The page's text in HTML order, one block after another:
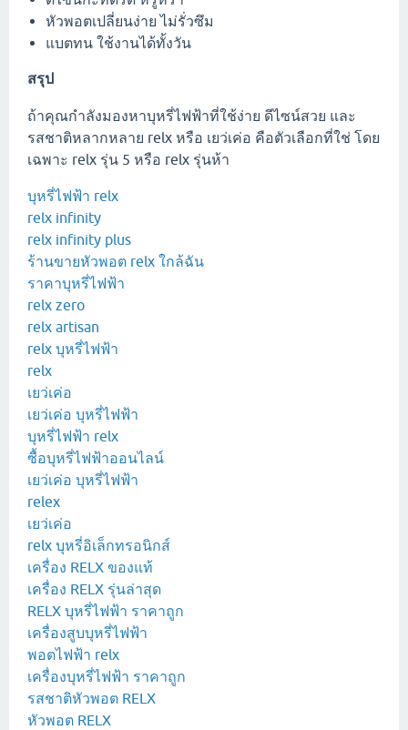
หัวพอตเปลี่ยนง่าย ไม่รั่วซึม
แบตทน ใช้งานได้ทั้งวัน
สรุป
ถ้าคุณกำลังมองหาบุหรี่ไฟฟ้าที่ใช้ง่าย ดีไซน์สวย และ
รสชาติหลากหลาย relx หรือ เยว่เค่อ คือตัวเลือกที่ใช่ โดย
เฉพาะ relx รุ่น 5 หรือ relx รุ่นห้า
บุหรี่ไฟฟ้า relx
relx infinity
relx infinity plus
ร้านขายหัวพอต relx ใกล้ฉัน
ราคาบุหรี่ไฟฟ้า
relx zero
relx artisan
relx บุหรี่ไฟฟ้า
relx
เยว่เค่อ
เยว่เค่อ บุหรี่ไฟฟ้า
บุหรี่ไฟฟ้า relx
ซื้อบุหรี่ไฟฟ้าออนไลน์
เยว่เค่อ บุหรี่ไฟฟ้า
relex
เยว่เค่อ
relx บุหรี่อิเล็กทรอนิกส์
เครื่อง RELX ของแท้
เครื่อง RELX รุ่นล่าสุด
RELX บุหรี่ไฟฟ้า ราคาถูก
เครื่องสูบบุหรี่ไฟฟ้า
พอตไฟฟ้า relx
เครื่องบุหรี่ไฟฟ้า ราคาถูก
รสชาติหัวพอต RELX
หัวพอต RELX